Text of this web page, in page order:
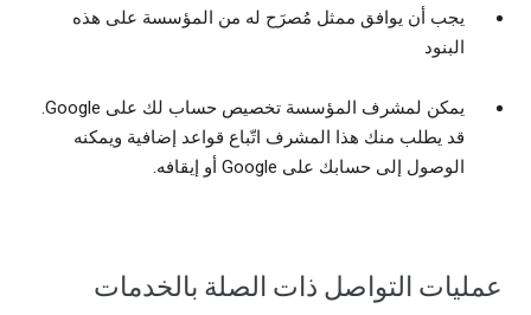
يجب أن يوافق ممثل مُصرَح له من المؤسسة على هذه
البنود
يمكن لمشرف المؤسسة تخصيص حساب لك على Google.
قد يطلب منك هذا المشرف اتّباع قواعد إضافية ويمكنه
الوصول إلى حسابك على Google أو إيقافه.
عمليات التواصل ذات الصلة بالخدمات